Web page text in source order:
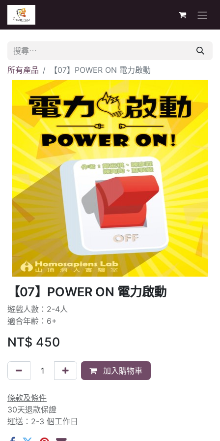
所有產品 【07】POWER ON 電力啟動
【07】POWER ON 電力啟動
遊戲人數：2-4人
適合年齡：6+
NT$ 450
加入購物車
條款及條件
30天退款保證
運送：2-3 個工作日